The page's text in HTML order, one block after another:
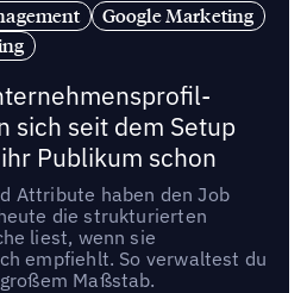
Google Marketing
sich seit dem Setup
Publikum schon
Attribute haben den Job
die strukturierten
liest, wenn sie
empfiehlt. So verwaltest du
Maßstab.